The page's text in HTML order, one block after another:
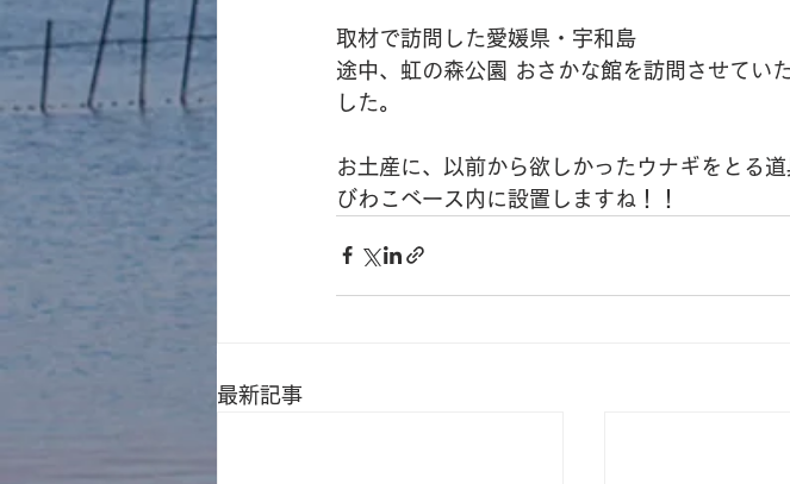
取材で訪問した愛媛県・宇和島
途中、虹の森公園 おさかな館を訪問させてい
した。
お土産に、以前から欲しかったウナギをとる
びわこベース内に設置しますね！！
最新記事